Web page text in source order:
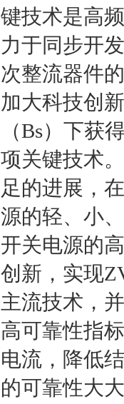
键技术是高
力于同步开
次整流器件
加大科技创
（Bs）下获
项关键技术
足的进展，
源的轻、小
开关电源的
创新，实现
主流技术，
高可靠性指
电流，降低
的可靠性大